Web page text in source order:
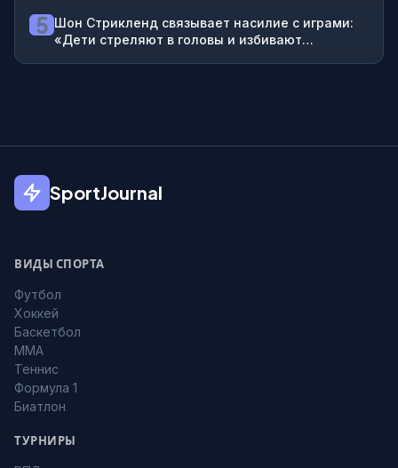
5 Шон Стрикленд связывает насилие с играми:
«Дети стреляют в головы и избивают
SportJournal
ВИДЫ СПОРТА
Футбол
Хоккей
Баскетбол
MMA
Теннис
Формула 1
Биатлон
ТУРНИРЫ